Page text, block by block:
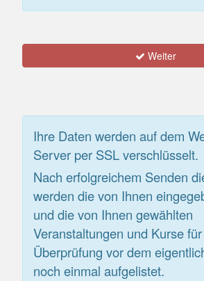
Weiter
Ihre Daten werden auf dem
Server per SSL verschlüsselt.
Nach erfolgreichem Senden
werden die von Ihnen
und die von Ihnen gewählten
Veranstaltungen und Kurse
Überprüfung vor dem
noch einmal aufgelistet.